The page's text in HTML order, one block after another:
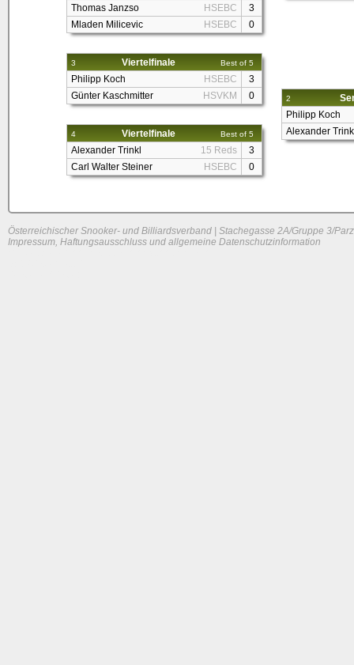
Thomas Janzso HSEBC
3
Mladen Milicevic
HSEBC 0
3 Viertelfinale Best of 5
Philipp Koch HSEBC
3
Günter Kaschmitter
HSVKM 0
4 Viertelfinale Best of 5
Alexander Trinkl 15 Reds
3
Carl Walter Steiner
HSEBC 0
2
Philipp Koch
Alexander
Österreichischer Snooker- und Billiardsverband | Stachegasse 2A/Gruppe 3/
Impressum, Haftungsausschluss und allgemeine Datenschutzinformation